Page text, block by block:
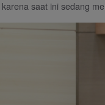
saat ini sedang